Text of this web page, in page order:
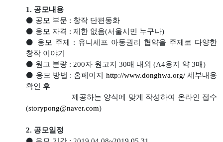
1. 공모내용
⚫ 공모 부문 : 창작 단편동화
⚫ 응모 자격 : 제한 없음(서울시민 누구나)
⚫ 응모 주제 : 유니세프 아동권리 협약을 주제로 다양한
창작 이야기
⚫ 원고 분량 : 200자 원고지 30매 내외 (A4용지 약 3매)
⚫ 응모 방법 : 홈페이지 http://www.donghwa.org/세부내용
확인 후
제공하는 양식에 맞게 작성하여 온라인 접수
(storypong@naver.com)
2. 공모일정